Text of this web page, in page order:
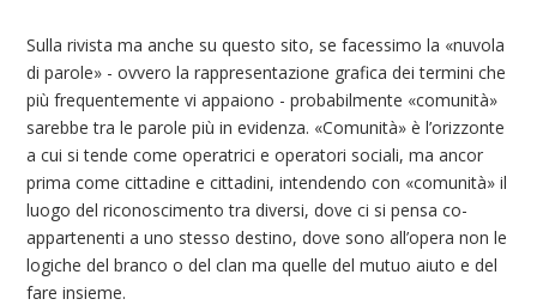
Sulla rivista ma anche su questo sito, se facessimo la «nuvola
di parole» - ovvero la rappresentazione grafica dei termini che
più frequentemente vi appaiono - probabilmente «comunità»
sarebbe tra le parole più in evidenza. «Comunità» è l’orizzonte
a cui si tende come operatrici e operatori sociali, ma ancor
prima come cittadine e cittadini, intendendo con «comunità» il
luogo del riconoscimento tra diversi, dove ci si pensa co-
appartenenti a uno stesso destino, dove sono all’opera non le
logiche del branco o del clan ma quelle del mutuo aiuto e del
fare insieme.